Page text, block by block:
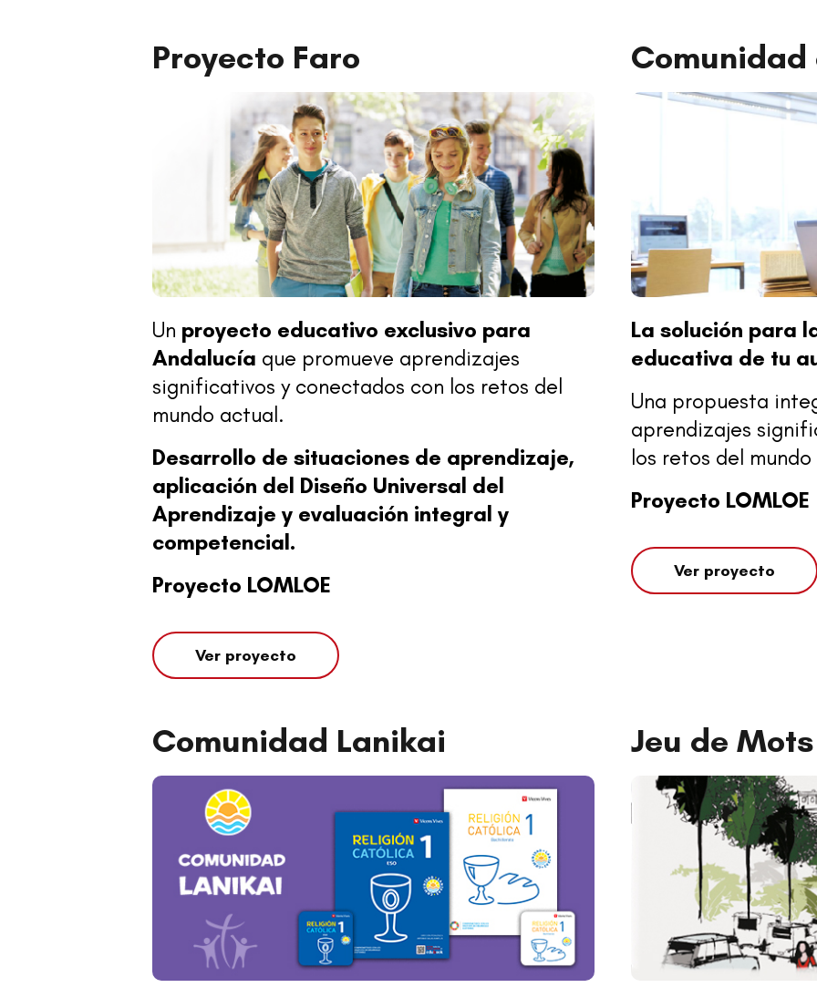
Proyecto Faro
Un proyecto educativo exclusivo para
Andalucía que promueve aprendizajes
significativos y conectados con los retos del
mundo actual.
Desarrollo de situaciones de aprendizaje,
aplicación del Diseño Universal del
Aprendizaje y evaluación integral y
competencial.
Proyecto LOMLOE
Ver proyecto
Comunidad
La solución para
educativa de tu
Una propuesta
aprendizajes
los retos del
Proyecto LOMLOE
Ver proyecto
Comunidad Lanikai Jeu de